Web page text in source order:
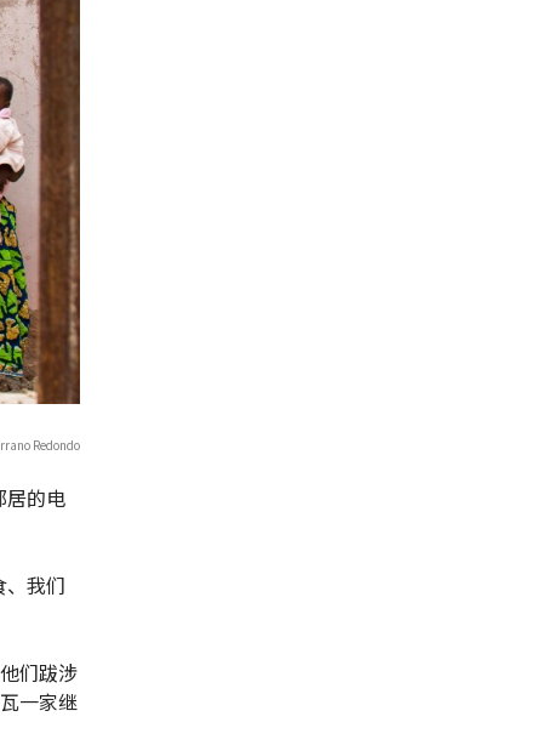
Redondo
居的电
我们
们跋涉
一家继